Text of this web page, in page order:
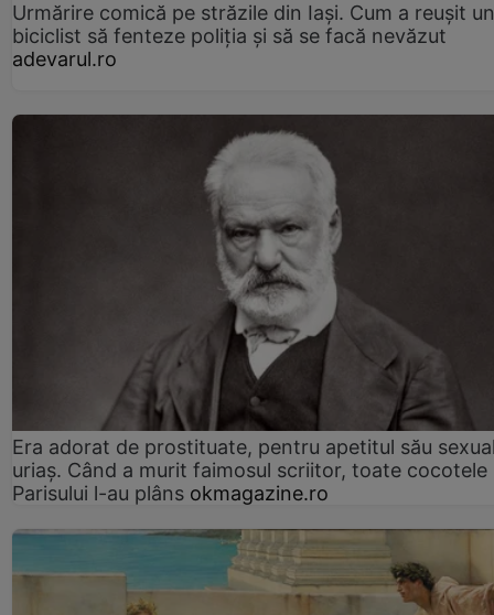
Urmărire comică pe străzile din Iași. Cum a reușit un
biciclist să fenteze poliția și să se facă nevăzut
adevarul.ro
Era adorat de prostituate, pentru apetitul său
uriaș. Când a murit faimosul scriitor, toate cocotele
Parisului l-au plâns okmagazine.ro